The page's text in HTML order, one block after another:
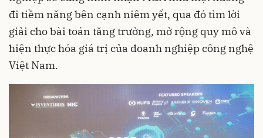
đi tiềm năng bên cạnh niêm yết, qua đó tìm lời
giải cho bài toán tăng trưởng, mở rộng quy mô và
hiện thực hóa giá trị của doanh nghiệp công nghệ
Việt Nam.